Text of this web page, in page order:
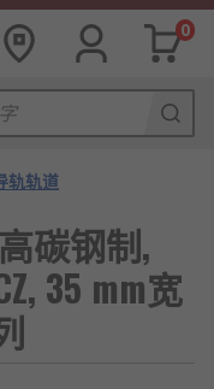
0
轨轨道
碳钢制,
35 mm宽